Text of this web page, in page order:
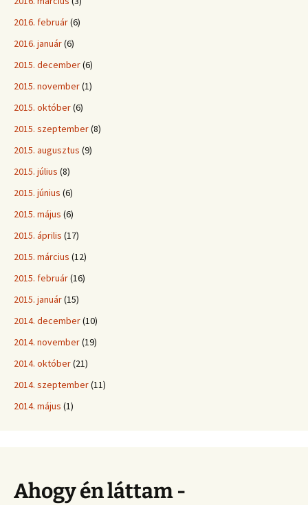
2016. február(6)
2016. január(6)
2015. december(6)
2015. november(1)
2015. október(6)
2015. szeptember(8)
2015. augusztus (9)
2015. július (8)
2015. június (6)
2015. május (6)
2015. április (17)
2015. március (12)
2015. február(16)
2015. január(15)
2014. december(10)
2014. november(19)
2014. október(21)
2014. szeptember(11)
2014. május (1)
Ahogy én láttam -